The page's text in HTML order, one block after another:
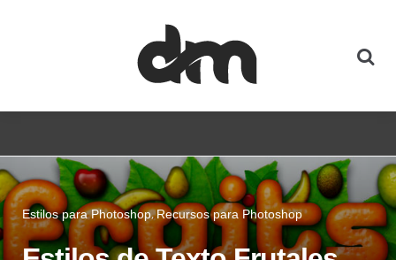
Estilos para Photoshop Recursos para Photoshop